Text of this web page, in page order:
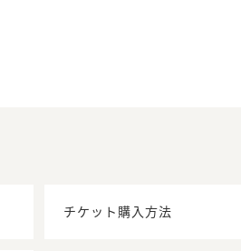
チケット購入方法